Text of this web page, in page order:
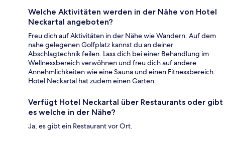
Welche Aktivitäten werden in der Nähe von Hotel
Neckartal angeboten?
Freu dich auf Aktivitäten in der Nähe wie Wandern. Auf dem
nahe gelegenen Golfplatz kannst du an deiner
Abschlagtechnik feilen. Lass dich bei einer Behandlung im
Wellnessbereich verwöhnen und freu dich auf andere
Annehmlichkeiten wie eine Sauna und einen Fitnessbereich.
Hotel Neckartal hat zudem einen Garten.
Verfügt Hotel Neckartal über Restaurants oder gibt
es welche in der Nähe?
Ja, es gibt ein Restaurant vor Ort.